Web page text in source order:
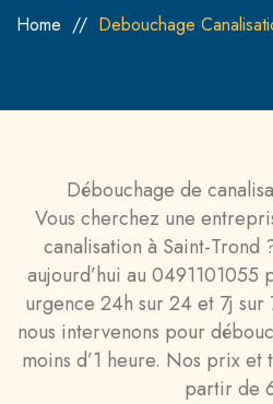
Home // Debouchage
Débouchage de
Vous cherchez une
canalisation à Saint-Trond
aujourd’hui au 0491101055
urgence 24h sur 24 et 7j sur
nous intervenons pour
moins d’1 heure. Nos prix et
partir de